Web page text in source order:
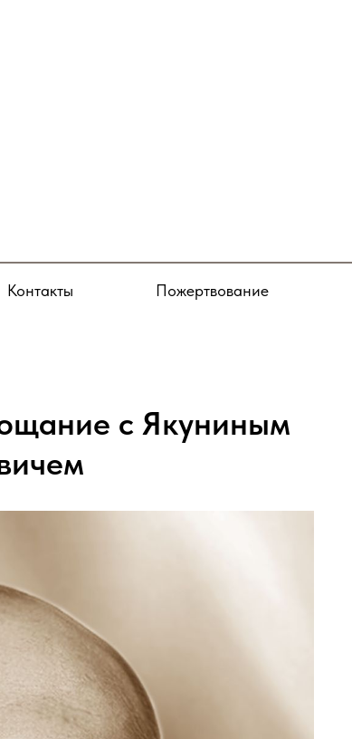
Контакты Пожертвование
с Якуниным